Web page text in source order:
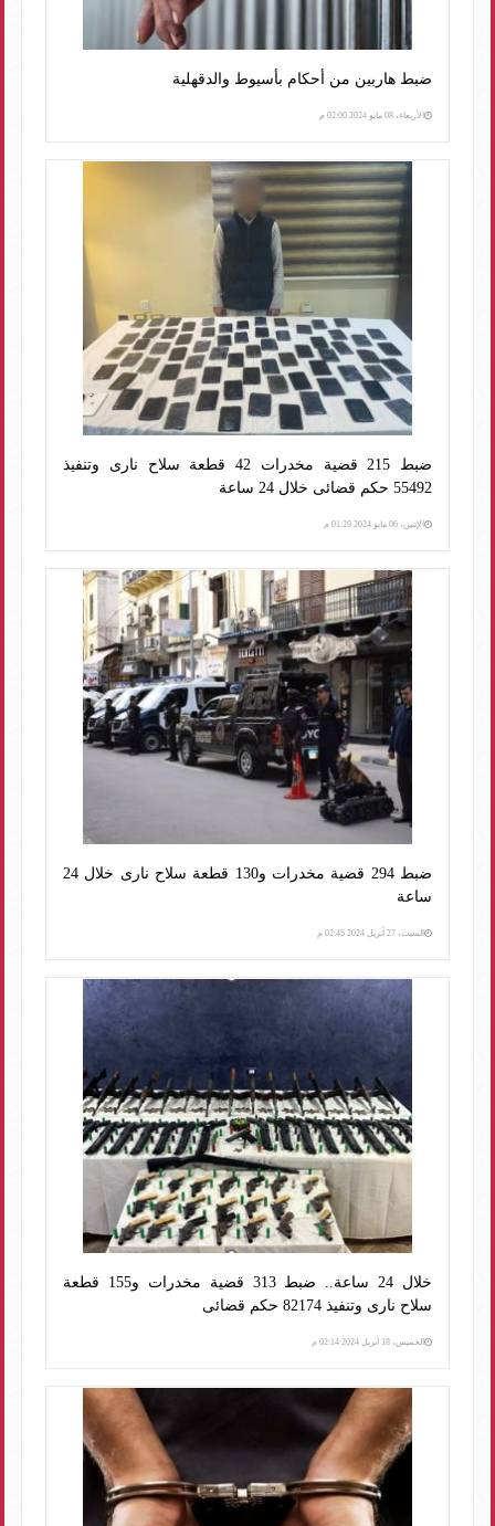
ضبط هاربين من أحكام بأسيوط والدقهلية
الأربعاء، 08 مايو 2024 02:00 م
ضبط 215 قضية مخدرات 42 قطعة سلاح نارى وتنفيذ
55492 حكم قضائى خلال 24 ساعة
الإثنين، 06 مايو 2024 01:29 م
ضبط 294 قضية مخدرات و130 قطعة سلاح نارى خلال 24
ساعة
السبت، 27 أبريل 2024 02:45 م
خلال 24 ساعة.. ضبط 313 قضية مخدرات و155 قطعة
سلاح نارى وتنفيذ 82174 حكم قضائى
الخميس، 18 أبريل 2024 02:14 م